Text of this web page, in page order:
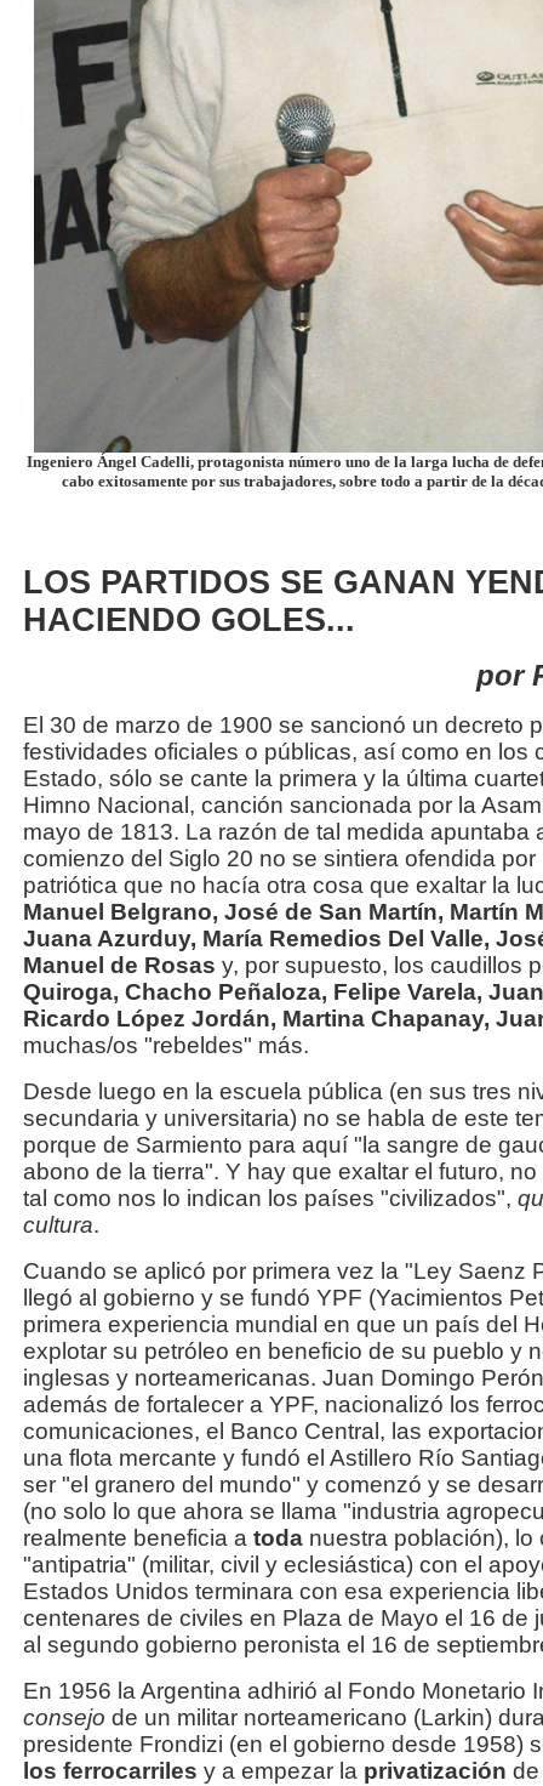
Ingeniero Ángel Cadelli, protagonista número uno de la larga lucha de
cabo exitosamente por sus trabajadores, sobre todo a partir de la
LOS PARTIDOS SE GANAN
HACIENDO GOLES...
por
El 30 de marzo de 1900 se sancionó un decreto
festividades oficiales o públicas, así como en los
Estado, sólo se cante la primera y la última
Himno Nacional, canción sancionada por la
mayo de 1813. La razón de tal medida apuntaba
comienzo del Siglo 20 no se sintiera ofendida
patriótica que no hacía otra cosa que exaltar la
Manuel Belgrano, José de San Martín, Martín
Juana Azurduy, María Remedios Del Valle,
Manuel de Rosas y, por supuesto, los caudillos
Quiroga, Chacho Peñaloza, Felipe Varela,
Ricardo López Jordán, Martina Chapanay,
muchas/os "rebeldes" más.
Desde luego en la escuela pública (en sus tres
secundaria y universitaria) no se habla de este
porque de Sarmiento para aquí "la sangre de
abono de la tierra". Y hay que exaltar el futuro,
tal como nos lo indican los países "civilizados",
cultura.
Cuando se aplicó por primera vez la "Ley Saenz
llegó al gobierno y se fundó YPF (Yacimientos
primera experiencia mundial en que un país del
explotar su petróleo en beneficio de su pueblo y
inglesas y norteamericanas. Juan Domingo
además de fortalecer a YPF, nacionalizó los
comunicaciones, el Banco Central, las
una flota mercante y fundó el Astillero Río
ser "el granero del mundo" y comenzó y se
(no solo lo que ahora se llama "industria
realmente beneficia a toda nuestra población), lo
"antipatria" (militar, civil y eclesiástica) con el
Estados Unidos terminara con esa experiencia
centenares de civiles en Plaza de Mayo el 16 de
al segundo gobierno peronista el 16 de
En 1956 la Argentina adhirió al Fondo Monetario
consejo de un militar norteamericano (Larkin)
presidente Frondizi (en el gobierno desde 1958)
los ferrocarriles y a empezar la privatización